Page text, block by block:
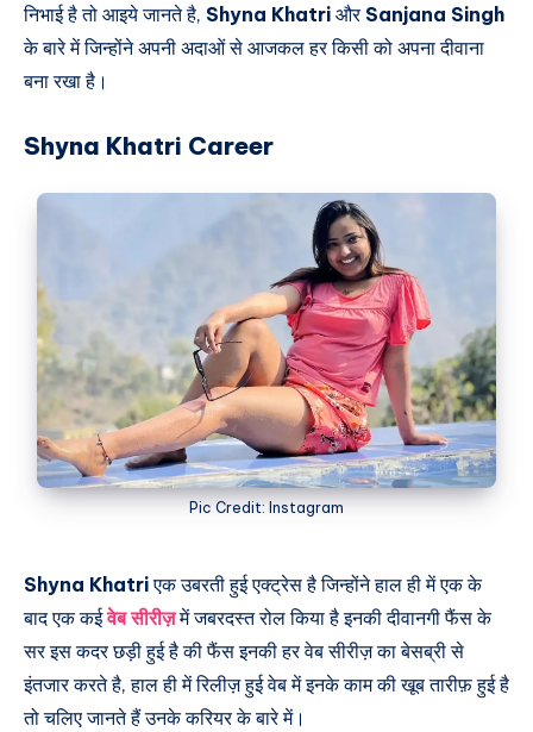
निभाई है तो आइये जानते है, Shyna Khatri औरSanjana Singh
के बारे में जिन्होंने अपनी अदाओं से आजकल हर किसी को अपना दीवाना
बना रखा है।
Shyna Khatri Career
Pic Credit: Instagram
Shyna Khatriएक उबरती हुई एक्ट्रेस है जिन्होंने हाल ही में एक के
बाद एक कईवेब सीरीज़में जबरदस्त रोल किया है इनकी दीवानगी फैंस के
सर इस कदर छड़ी हुई है की फैंस इनकी हर वेब सीरीज़ का बेसब्री से
इंतजार करते है, हाल ही में रिलीज़ हुई वेब में इनके काम की खूब तारीफ़ हुई है
तो चलिए जानते हैं उनके करियर के बारे में।